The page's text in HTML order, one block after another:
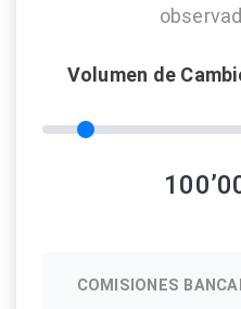
Volumen de
COMISIONES